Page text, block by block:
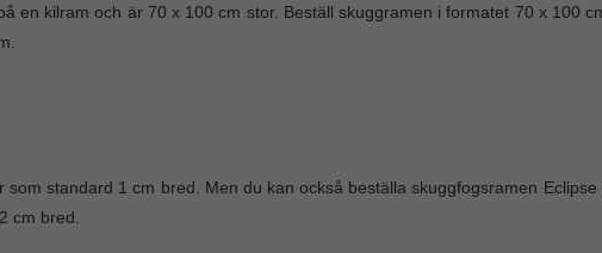
en kilram och är 70 x 100 cm stor. Beställ skuggramen i formatet 70 x 100
som standard 1 cm bred. Men du kan också beställa skuggfogsramen
cm bred.